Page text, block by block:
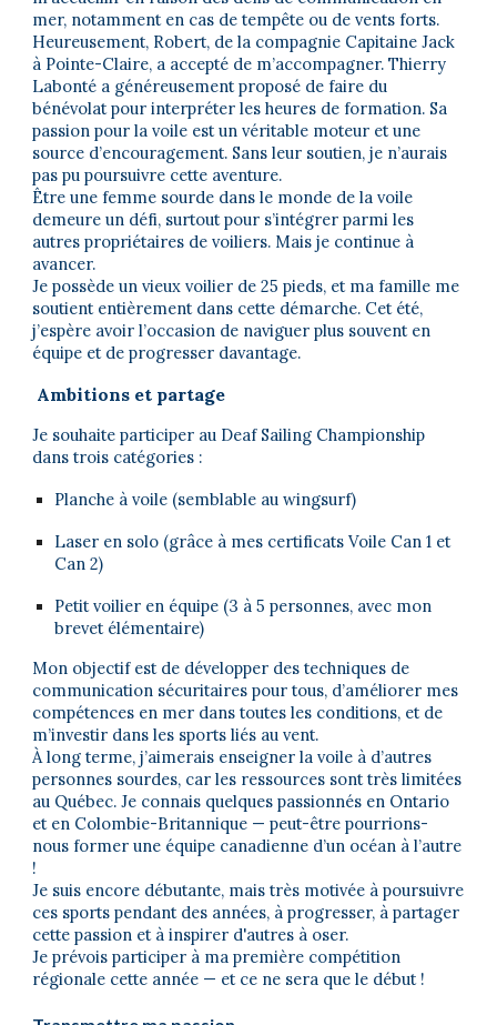
mer, notamment en cas de tempête ou de vents forts.
Heureusement, Robert, de la compagnie Capitaine Jack
à Pointe-Claire, a accepté de m’accompagner. Thierry
Labonté a généreusement proposé de faire du
bénévolat pour interpréter les heures de formation. Sa
passion pour la voile est un véritable moteur et une
source d’encouragement. Sans leur soutien, je n’aurais
pas pu poursuivre cette aventure.
Être une femme sourde dans le monde de la voile
demeure un défi, surtout pour s’intégrer parmi les
autres propriétaires de voiliers. Mais je continue à
avancer.
Je possède un vieux voilier de 25 pieds, et ma famille me
soutient entièrement dans cette démarche. Cet été,
j’espère avoir l’occasion de naviguer plus souvent en
équipe et de progresser davantage.
Ambitions et partage
Je souhaite participer au Deaf Sailing Championship
dans trois catégories :
Planche à voile (semblable au wingsurf)
Laser en solo (grâce à mes certificats Voile Can 1 et
Can 2)
Petit voilier en équipe (3 à 5 personnes, avec mon
brevet élémentaire)
Mon objectif est de développer des techniques de
communication sécuritaires pour tous, d’améliorer mes
compétences en mer dans toutes les conditions, et de
m’investir dans les sports liés au vent.
À long terme, j’aimerais enseigner la voile à d’autres
personnes sourdes, car les ressources sont très limitées
au Québec. Je connais quelques passionnés en Ontario
et en Colombie-Britannique — peut-être pourrions-
nous former une équipe canadienne d’un océan à l’autre
!
Je suis encore débutante, mais très motivée à poursuivre
ces sports pendant des années, à progresser, à partager
cette passion et à inspirer d'autres à oser.
Je prévois participer à ma première compétition
régionale cette année — et ce ne sera que le début !